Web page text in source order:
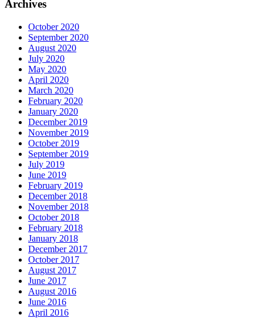
Archives
October 2020
September 2020
August 2020
July 2020
May 2020
April 2020
March 2020
February 2020
January 2020
December 2019
November 2019
October 2019
September 2019
July 2019
June 2019
February 2019
December 2018
November 2018
October 2018
February 2018
January 2018
December 2017
October 2017
August 2017
June 2017
August 2016
June 2016
April 2016